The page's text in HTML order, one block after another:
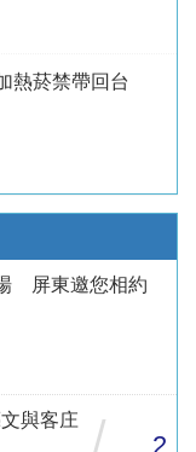
熱菸禁帶回台
屏東邀您相約
與客庄
/ 2